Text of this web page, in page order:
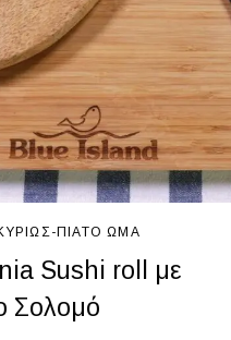
ΠΙΆΤΟΩΜΆ
Sushi roll με
Σολομό